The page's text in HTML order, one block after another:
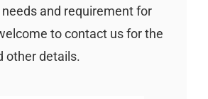
and requirement for
to contact us for the
other details.